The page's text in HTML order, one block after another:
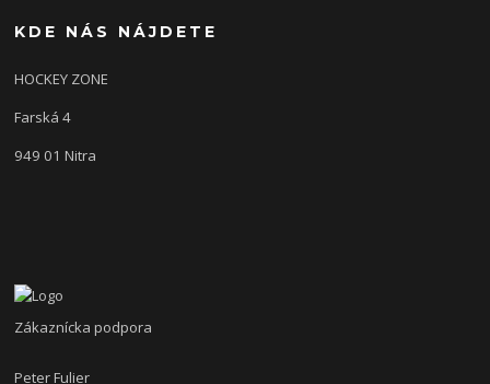
KDE NÁS NÁJDETE
HOCKEY ZONE
Farská 4
949 01 Nitra
Zákaznícka podpora
Peter Fulier